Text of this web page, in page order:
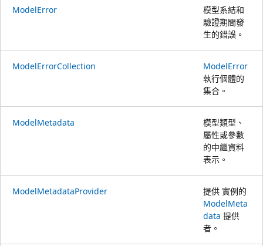
ModelError
模型系結和
驗證期間發
生的錯誤。
ModelErrorCollection
ModelError
執行個體的
集合。
ModelMetadata
模型類型、
屬性或參數
的中繼資料
表示。
ModelMetadataProvider
提供 實例的
ModelMeta
data 提供
者。